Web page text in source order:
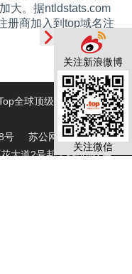
关注新浪微博
关注微信
大。据ntldstats.com
册商加入到top域名注
全球顶级域名注册局
号 苏公网安备
大道2号邦宁科技园2层